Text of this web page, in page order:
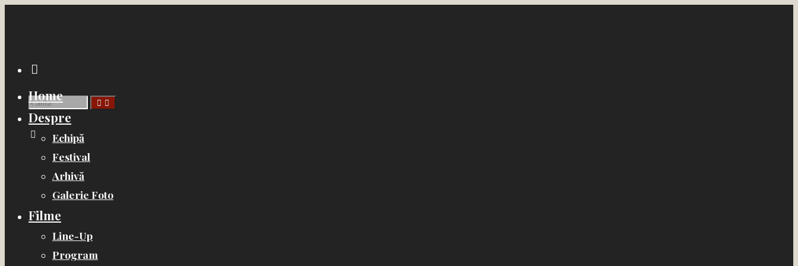
Caută
după:
Caută
Home
Despre
Echipă
Festival
Arhivă
Galerie Foto
Filme
Line-Up
Program